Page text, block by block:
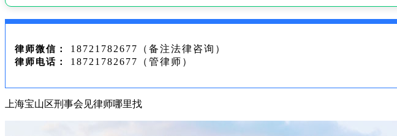
律师微信： 18721782677（备注法律咨询）
律师电话： 18721782677（管律师）
上海宝山区刑事会见律师哪里找